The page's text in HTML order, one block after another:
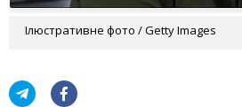
Ілюстративне фото / Getty Images